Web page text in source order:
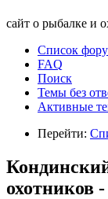
сайт о рыбалке и
Список
FAQ
Поиск
Темы без
Активные
Перейти:
охотников